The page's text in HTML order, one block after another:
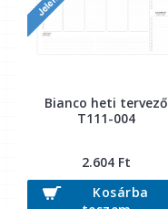
Bianco heti tervező
T111-004
2.604 Ft
Kosárba